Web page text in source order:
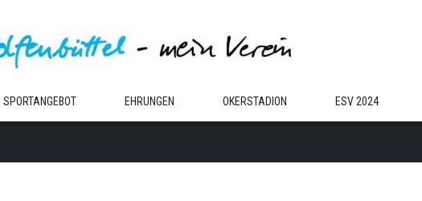
SPORTANGEBOT EHRUNGEN OKERSTADION ESV 2024